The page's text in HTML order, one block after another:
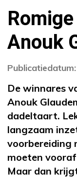
Anouk
De winnares
Anouk
dadeltaart.
langzaam
voorbereiding
moeten
Maar dan